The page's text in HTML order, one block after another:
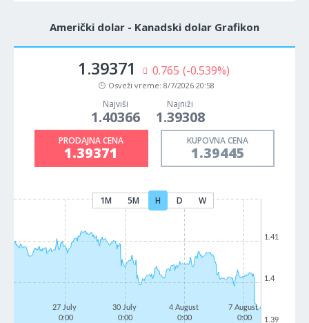
Američki dolar - Kanadski dolar Grafikon
1.39371 0.765 (-0.539%)
Osveži vreme: 8/7/2026 20:58
Najviši
1.40366
Najniži
1.39308
PRODAJNA CENA
1.39371
KUPOVNA CENA
1.39445
1M 5M H D W
27 July
0:00
30 July
0:00
4 August
0:00
7 August
0:00
1.39
1.4
1.41